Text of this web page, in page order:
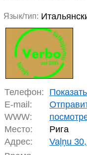
Язык/тип:
Телефон:
E-mail:
WWW:
Место:
Рига
Адрес:
Vaļņu